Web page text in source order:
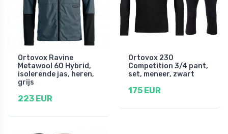
Ortovox Ravine
Metawool 60 Hybrid,
isolerende jas, heren,
grijs
223 EUR
Ortovox 230
Competition 3/4 pant,
set, meneer, zwart
175 EUR